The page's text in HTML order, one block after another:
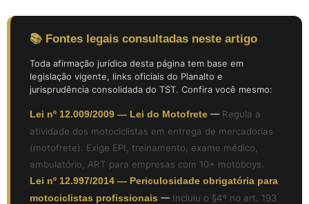
📚 Fontes legais consultadas neste artigo
Toda afirmação jurídica desta página tem base em
legislação vigente, links oficiais do Planalto e
jurisprudência consolidada do TST. Confira você mesmo:
Lei nº 12.009/2009 — Lei do Motofrete — Regula a
atividade dos motociclistas em entrega de mercadorias
(motofrete). Exige EPI, treinamento, exame médico,
ambulatório, ART para empresas com 10+ motoboys.
Lei nº 12.997/2014 — Periculosidade obrigatória para
motociclistas profissionais — Incluiu o §4º no art. 193